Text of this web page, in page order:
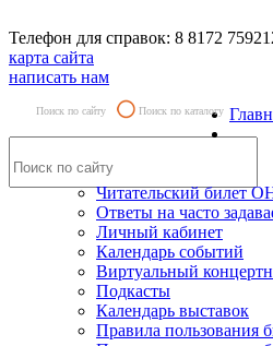
Телефон для справок: 8 8172
карта сайта
написать нам
Поиск по сайту Поиск по каталогу
Читательский билет
Ответы на часто
Личный кабинет
Календарь событий
Виртуальный
Подкасты
Календарь выставок
Правила пользования